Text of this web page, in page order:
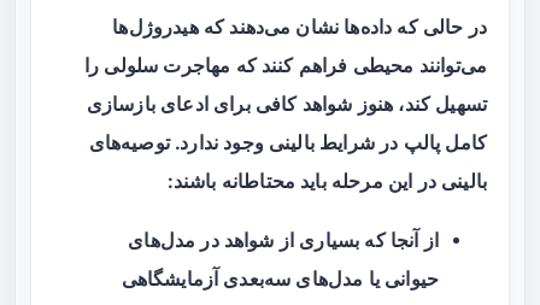
در حالی که داده‌ها نشان می‌دهند که هیدروژل‌ها
می‌توانند محیطی فراهم کنند که مهاجرت سلولی را
تسهیل کند، هنوز شواهد کافی برای ادعای بازسازی
کامل پالپ در شرایط بالینی وجود ندارد. توصیه‌های
بالینی در این مرحله باید محتاطانه باشند:
از آنجا که بسیاری از شواهد در مدل‌های
حیوانی یا مدل‌های سه‌بعدی آزمایشگاهی